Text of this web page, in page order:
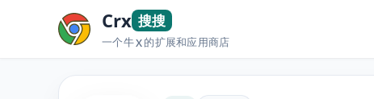
Crx 搜搜
一个牛X的扩展和应用商店